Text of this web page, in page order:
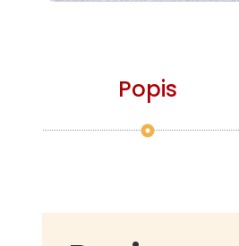
Popis